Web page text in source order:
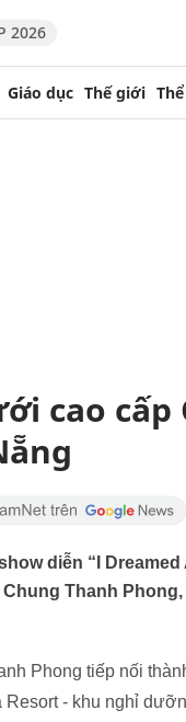
2026
Giáo dục Thế giới
cao cấp
diễn “I
Thanh
Phong tiếp nối
- khu nghỉ